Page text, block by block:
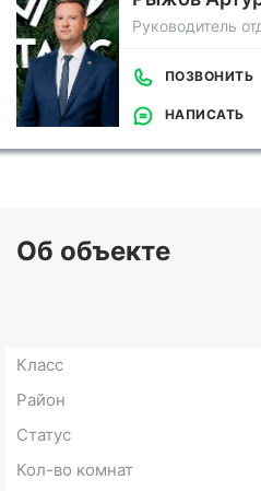
Руководитель
ПОЗВОНИТЬ
НАПИСАТЬ
Об объекте
Класс
Район
Статус
Кол-во комнат